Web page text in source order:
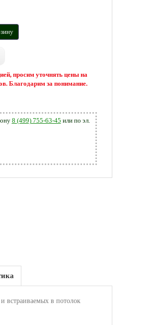
просим уточнять цены на
Благодарим за понимание.
8 (499) 755-63-45 или по эл.
встраиваемых в потолок